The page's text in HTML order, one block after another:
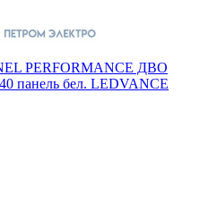
PERFORMANCE ДВО
панель бел. LEDVANCE